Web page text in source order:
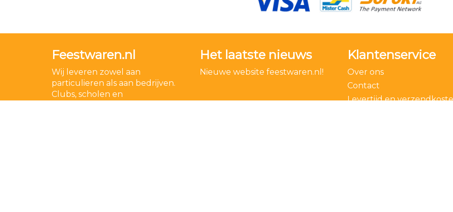
Feestwaren.nl
Wij leveren zowel aan
particulieren als aan bedrijven.
Clubs, scholen en
Het laatste nieuws
Nieuwe website feestwaren.nl!
Klantenservice
Over ons
Contact
Levertijd en